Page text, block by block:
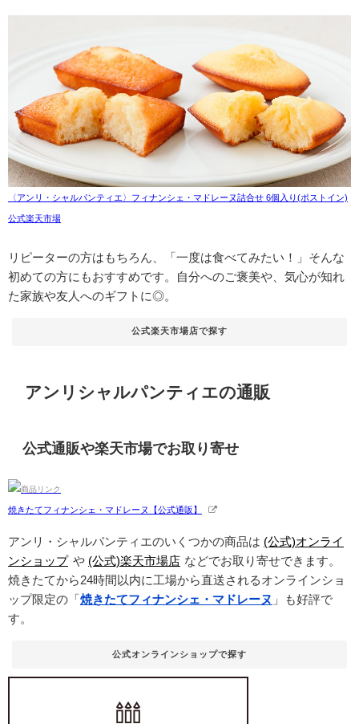
〈アンリ・シャルパンティエ〉フィナンシェ・マドレーヌ詰合せ 6個入り(ポストイン)
公式楽天市場
リピーターの方はもちろん、「一度は食べてみたい！」そんな
初めての方にもおすすめです。自分へのご褒美や、気心が知れ
た家族や友人へのギフトに◎。
公式楽天市場店で探す
アンリシャルパンティエの通販
公式通販や楽天市場でお取り寄せ
焼きたてフィナンシェ・マドレーヌ【公式通販】
アンリ・シャルパンティエのいくつかの商品は (公式)オンライ
ンショップ や (公式)楽天市場店 などでお取り寄せできます。
焼きたてから24時間以内に工場から直送されるオンラインショ
ップ限定の「 焼きたてフィナンシェ・マドレーヌ 」も好評で
す。
公式オンラインショップで探す